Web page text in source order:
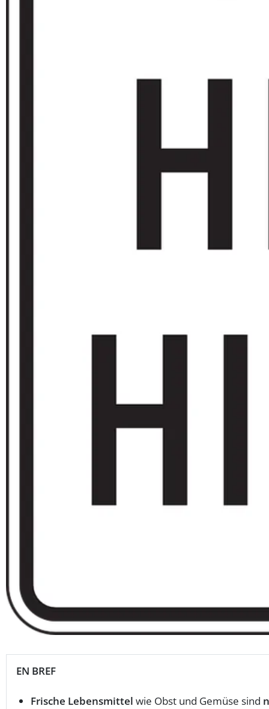
EN BREF
Frische Lebensmittel wie Obst und Gemüse sind